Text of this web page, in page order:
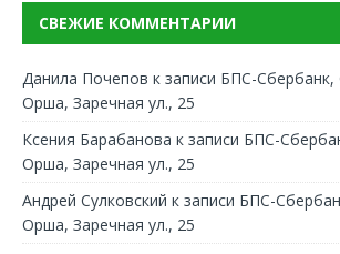
СВЕЖИЕ КОММЕНТАРИИ
Данила Почепов к записи БПС-
Орша, Заречная ул., 25
Ксения Барабанова к записи БПС-
Орша, Заречная ул., 25
Андрей Сулковский к записи БПС-
Орша, Заречная ул., 25